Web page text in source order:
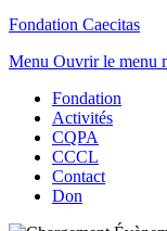
Fondation Caecitas
Menu Ouvrir le menu
Fondation
Activités
CQPA
CCCL
Contact
Don